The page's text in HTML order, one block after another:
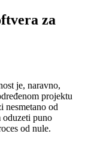
za
je, naravno,
projektu
nesmetano od
oduzeti puno
od nule.